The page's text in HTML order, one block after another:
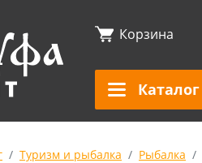
Корзина
Каталог
Туризм и рыбалка Рыбалка